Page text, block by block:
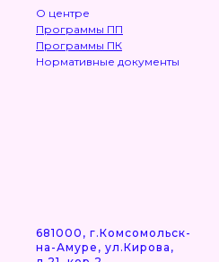
О центре
Программы ПП
Программы ПК
Нормативные документы
681000, г.Комсомольск-
на-Амуре, ул.Кирова,